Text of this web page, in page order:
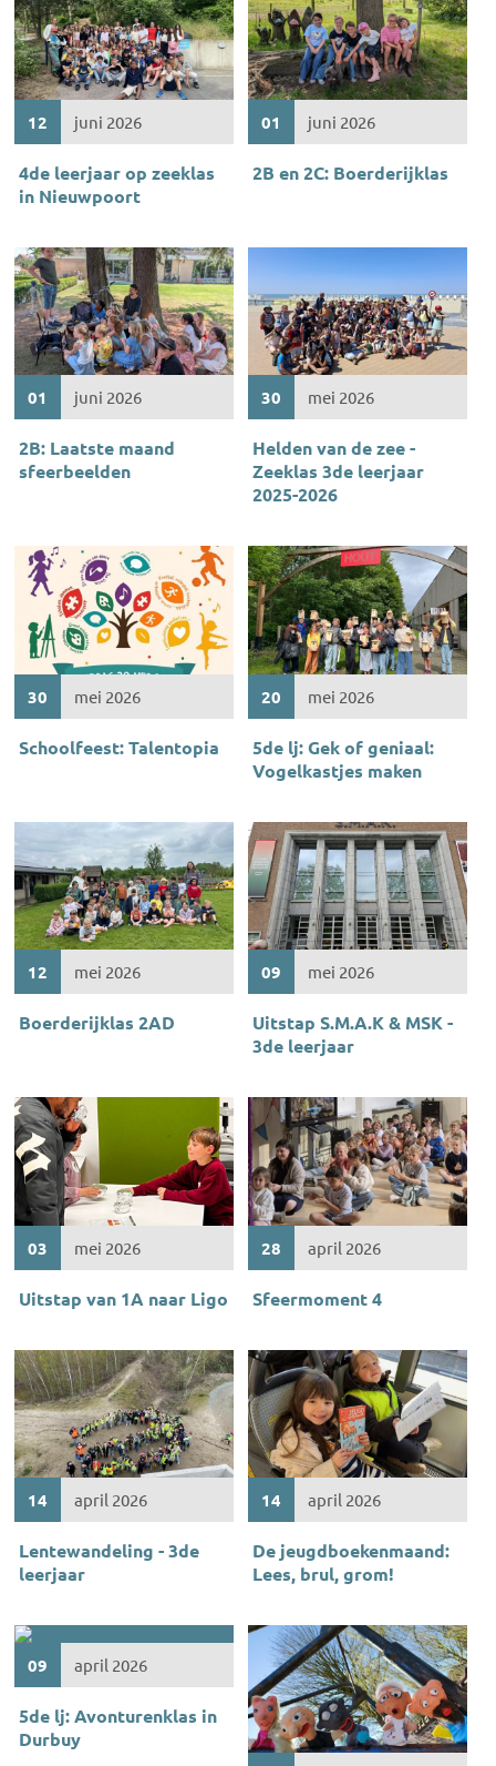
12 juni 2026
4de leerjaar op zeeklas
in Nieuwpoort
01 juni 2026
2B en 2C: Boerderijklas
01 juni 2026
2B: Laatste maand
sfeerbeelden
30 mei 2026
Helden van de zee -
Zeeklas 3de leerjaar
2025-2026
30 mei 2026
Schoolfeest: Talentopia
20 mei 2026
5de lj: Gek of geniaal:
Vogelkastjes maken
12 mei 2026
Boerderijklas 2AD
09 mei 2026
Uitstap S.M.A.K & MSK -
3de leerjaar
03 mei 2026
Uitstap van 1A naar Ligo
28 april 2026
Sfeermoment 4
14 april 2026
Lentewandeling - 3de
leerjaar
14 april 2026
De jeugdboekenmaand:
Lees, brul, grom!
09 april 2026
5de lj: Avonturenklas in
Durbuy